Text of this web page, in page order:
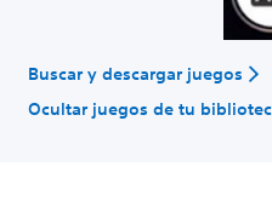
Buscar y descargar juegos
Ocultar juegos de tu